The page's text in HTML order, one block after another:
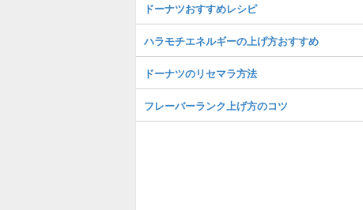
ドーナツおすすめレシピ
ハラモチエネルギーの上げ方おすすめ
ドーナツのリセマラ方法
フレーバーランク上げ方のコツ